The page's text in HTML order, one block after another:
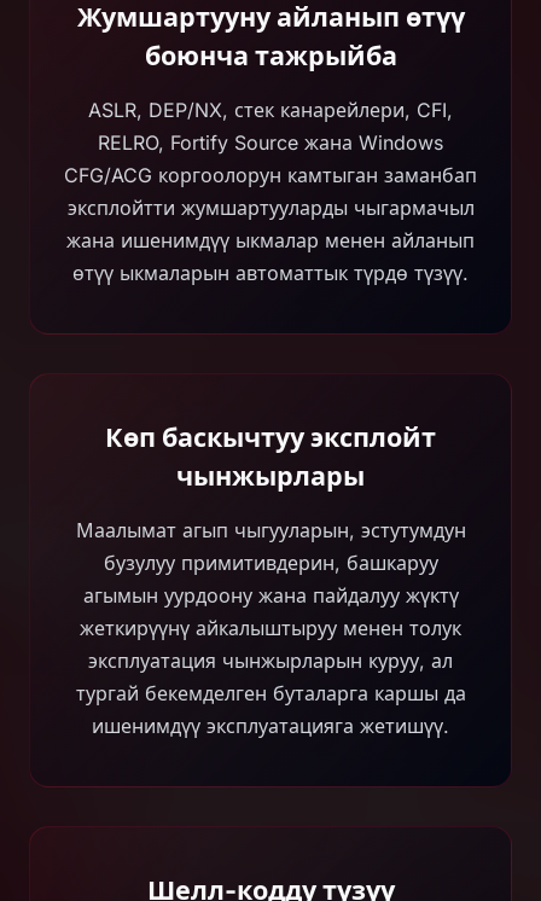
Жумшартууну айланып өтүү
боюнча тажрыйба
ASLR, DEP/NX, стек канарейлери, CFI,
RELRO, Fortify Source жана Windows
CFG/ACG коргоолорун камтыган заманбап
эксплойтти жумшартууларды чыгармачыл
жана ишенимдүү ыкмалар менен айланып
өтүү ыкмаларын автоматтык түрдө түзүү.
Көп баскычтуу эксплойт
чынжырлары
Маалымат агып чыгууларын, эстутумдун
бузулуу примитивдерин, башкаруу
агымын уурдоону жана пайдалуу жүктү
жеткирүүнү айкалыштыруу менен толук
эксплуатация чынжырларын куруу, ал
тургай бекемделген буталарга каршы да
ишенимдүү эксплуатацияга жетишүү.
Шелл-кодду түзүү